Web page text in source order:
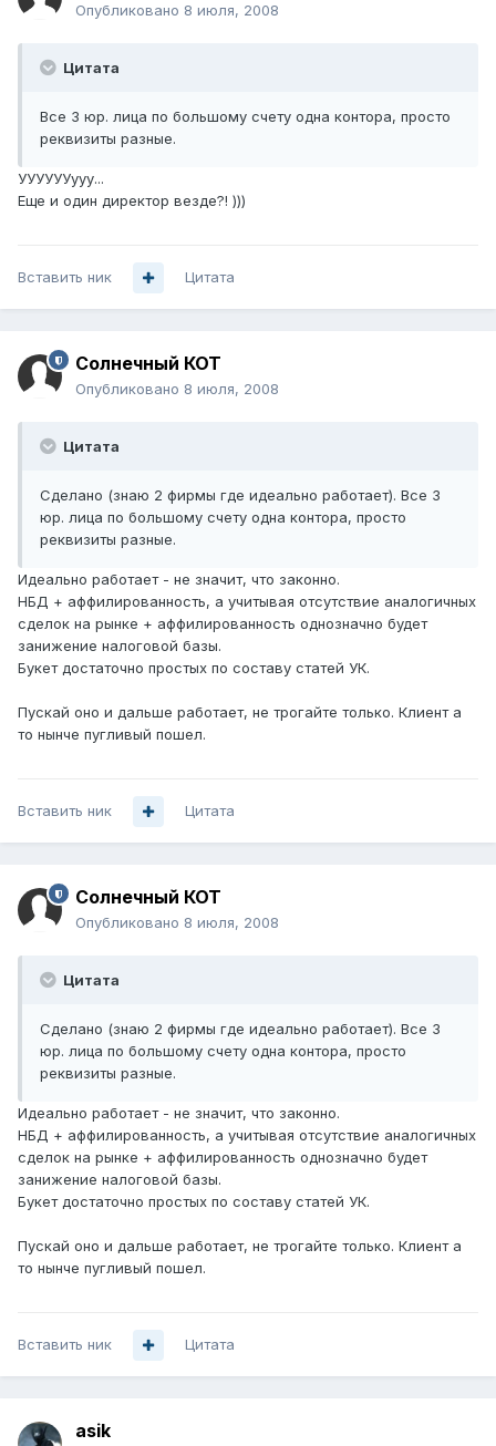
Опубликовано 8 июля, 2008
Цитата
Все 3 юр. лица по большому счету одна контора, просто
реквизиты разные.
УУУУУУууу...
Еще и один директор везде?! )))
Вставить ник Цитата
Солнечный КОТ
Опубликовано 8 июля, 2008
Цитата
Сделано (знаю 2 фирмы где идеально работает). Все 3
юр. лица по большому счету одна контора, просто
реквизиты разные.
Идеально работает - не значит, что законно.
НБД + аффилированность, а учитывая отсутствие аналогичных
сделок на рынке + аффилированность однозначно будет
занижение налоговой базы.
Букет достаточно простых по составу статей УК.
Пускай оно и дальше работает, не трогайте только. Клиент а
то нынче пугливый пошел.
Вставить ник Цитата
Солнечный КОТ
Опубликовано 8 июля, 2008
Цитата
Сделано (знаю 2 фирмы где идеально работает). Все 3
юр. лица по большому счету одна контора, просто
реквизиты разные.
Идеально работает - не значит, что законно.
НБД + аффилированность, а учитывая отсутствие аналогичных
сделок на рынке + аффилированность однозначно будет
занижение налоговой базы.
Букет достаточно простых по составу статей УК.
Пускай оно и дальше работает, не трогайте только. Клиент а
то нынче пугливый пошел.
Вставить ник Цитата
asik